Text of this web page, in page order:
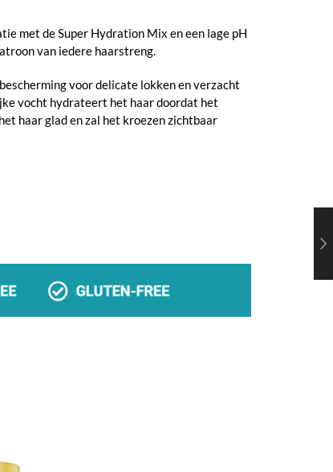
met de Super Hydration Mix en een lage pH
van iedere haarstreng.
voor delicate lokken en verzacht
vocht hydrateert het haar doordat het
haar glad en zal het kroezen zichtbaar